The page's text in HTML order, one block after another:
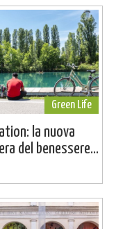
Green Life
la nuova
del benessere...